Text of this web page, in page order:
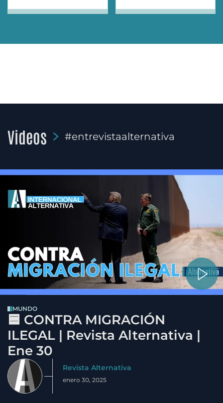
Videos #entrevistaalternativa
MUNDO
🟦 CONTRA MIGRACIÓN
ILEGAL | Revista Alternativa |
Ene 30
Revista Alternativa
enero 30, 2025